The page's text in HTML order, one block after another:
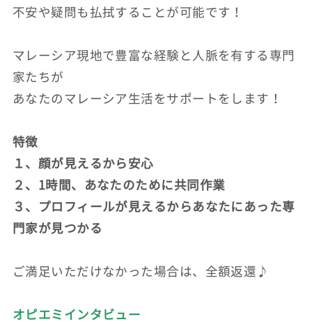
不安や疑問も払拭することが可能です！
マレーシア現地で豊富な経験と人脈を有する専門
家たちが
あなたのマレーシア生活をサポートをします！
特徴
１、顔が見えるから安心
２、1時間、あなたのために共同作業
３、プロフィールが見えるからあなたにあった専
門家が見つかる
ご満足いただけなかった場合は、全額返還♪
オピエミインタビュー